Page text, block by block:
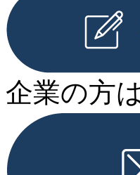
企業の⽅